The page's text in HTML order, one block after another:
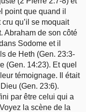
point que quand il
qu’il se moquait
Abraham de son côté
Sodome et il
de Heth (Gen. 23:3-
(Gen. 14:23). Et quel
témoignage. Il était
(Gen. 23:6).
par être celui qui a
la scène de la